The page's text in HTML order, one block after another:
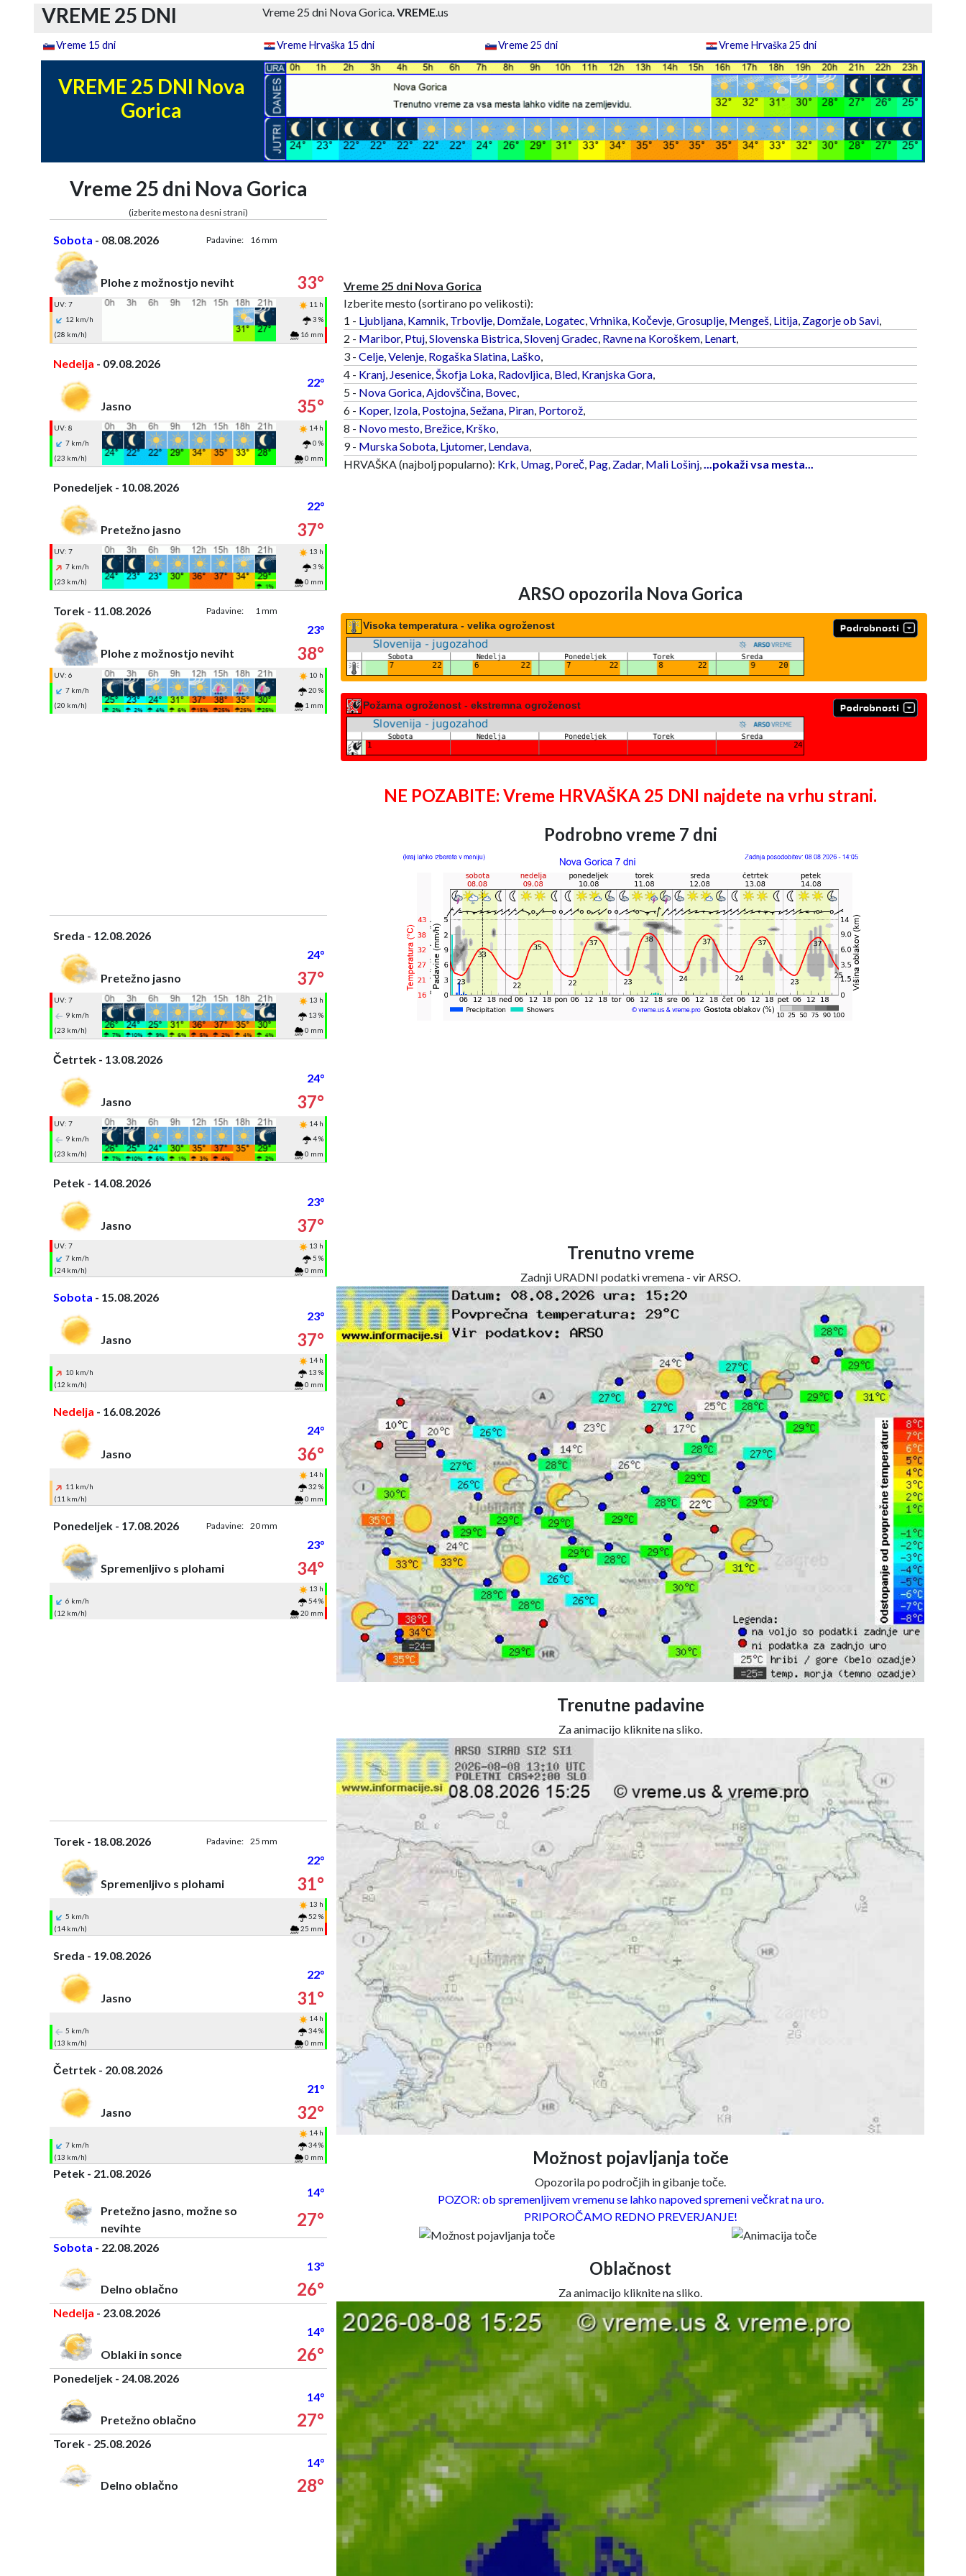
VREME 25 DNI Vreme 25 dni Nova Gorica.VREME.us
Vreme 15 dni Vreme Hrvaška 15 dni Vreme 25 dni Vreme Hrvaška 25 dni
VREME 25 DNI Nova
Gorica
Vreme 25 dni Nova Gorica
(izberite mesto na desni strani)
Sobota - 08.08.2026 Padavine: 16 mm
Plohe z možnostjo neviht 33°
UV: 7
11 h
12 km/h
3 %
(28 km/h)
16 mm
Nedelja - 09.08.2026
22°
Jasno
35°
UV: 8
14 h
7 km/h
0 %
(23 km/h)
0 mm
Ponedeljek - 10.08.2026
22°
Pretežno jasno
37°
UV: 7
13 h
7 km/h
3 %
(23 km/h)
0 mm
Torek - 11.08.2026 Padavine: 1 mm
23°
Plohe z možnostjo neviht
38°
UV: 6
10 h
7 km/h
20 %
(20 km/h)
1 mm
Sreda - 12.08.2026
24°
Pretežno jasno
37°
UV: 7
13 h
9 km/h
13 %
(23 km/h)
0 mm
Četrtek - 13.08.2026
24°
Jasno
37°
UV: 7
14 h
9 km/h
4 %
(23 km/h)
0 mm
Petek - 14.08.2026
23°
Jasno
37°
UV: 7
13 h
7 km/h
5 %
(24 km/h)
0 mm
Sobota - 15.08.2026
23°
Jasno
37°
14 h
10 km/h
13 %
(12 km/h)
0 mm
Nedelja - 16.08.2026
24°
Jasno
36°
14 h
11 km/h
32 %
(11 km/h)
0 mm
Ponedeljek - 17.08.2026 Padavine: 20 mm
23°
Spremenljivo s plohami
34°
13 h
6 km/h
54 %
(12 km/h)
20 mm
Torek - 18.08.2026 Padavine: 25 mm
22°
Spremenljivo s plohami
31°
13 h
5 km/h
52 %
(14 km/h)
25 mm
Sreda - 19.08.2026
22°
Jasno
31°
14 h
5 km/h
34 %
(13 km/h)
0 mm
Četrtek - 20.08.2026
21°
Jasno
32°
14 h
7 km/h
34 %
(13 km/h)
0 mm
Petek - 21.08.2026
14°
Pretežno jasno, možne so
nevihte
27°
Sobota - 22.08.2026
13°
Delno oblačno
26°
Nedelja - 23.08.2026
14°
Oblaki in sonce
26°
Ponedeljek - 24.08.2026
14°
Pretežno oblačno
27°
Torek - 25.08.2026
14°
Delno oblačno
28°
Vreme 25 dni Nova Gorica
Izberite mesto (sortirano po velikosti):
1 - Ljubljana, Kamnik, Trbovlje, Domžale, Logatec,Vrhnika, Kočevje,Grosuplje, Mengeš, Litija, Zagorje ob Savi,
2 - Maribor, Ptuj,Slovenska Bistrica,Slovenj Gradec, Ravne na Koroškem, Lenart,
3 - Celje,Velenje, Rogaška Slatina, Laško,
4 - Kranj, Jesenice,Škofja Loka, Radovljica, Bled, Kranjska Gora,
5 - Nova Gorica,Ajdovščina, Bovec,
6 - Koper, Izola, Postojna,Sežana, Piran, Portorož,
8 - Novo mesto, Brežice, Krško,
9 - Murska Sobota, Ljutomer, Lendava,
HRVAŠKA (najbolj popularno): Krk, Umag, Poreč, Pag, Zadar, Mali Lošinj,...pokaži vsa mesta...
ARSO opozorila Nova Gorica
Visoka temperatura - velika ogroženost
Požarna ogroženost - ekstremna ogroženost
NE POZABITE: Vreme HRVAŠKA 25 DNI najdete na vrhu strani.
Podrobno vreme 7 dni
Trenutno vreme
Zadnji URADNI podatki vremena - vir ARSO.
Trenutne padavine
Za animacijo kliknite na sliko.
Možnost pojavljanja toče
Opozorila po področjih in gibanje toče.
POZOR: ob spremenljivem vremenu se lahko napoved spremeni večkrat na uro.
PRIPOROČAMO REDNO PREVERJANJE!
Oblačnost
Za animacijo kliknite na sliko.